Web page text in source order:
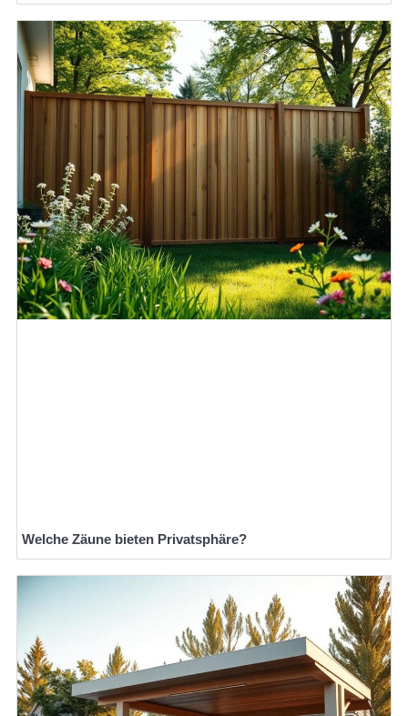
Welche Zäune bieten Privatsphäre?